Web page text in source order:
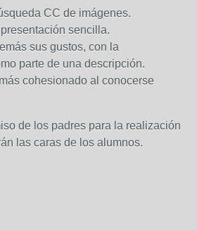
CC de imágenes.
sencilla.
sus gustos, con la
parte de una descripción.
cohesionado al conocerse
de los padres para la realización
las caras de los alumnos.